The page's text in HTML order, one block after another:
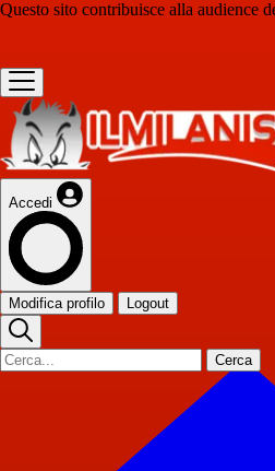
Questo sito contribuisce alla audience
Accedi
Modifica profilo Logout
Cerca